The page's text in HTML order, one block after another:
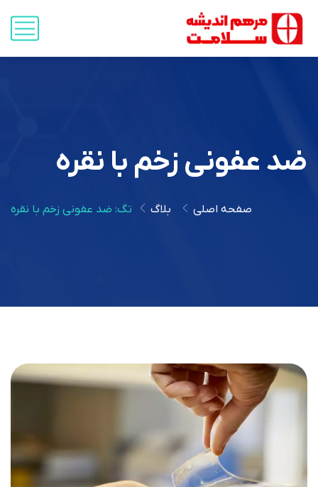
ضد عفونی زخم با نقره
صفحه اصلی بلاگ تگ: ضد عفونی زخم با نقره